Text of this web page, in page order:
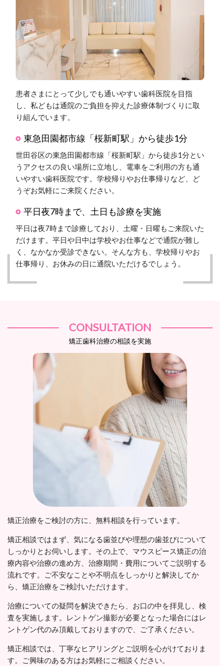
患者さまにとって少しでも通いやすい歯科医院を目指
し、私どもは通院のご負担を抑えた診療体制づくりに取
り組んでいます。
東急田園都市線「桜新町駅」から徒歩1分
世田谷区の東急田園都市線「桜新町駅」から徒歩1分とい
うアクセスの良い場所に立地し、電車をご利用の方も通
いやすい歯科医院です。学校帰りやお仕事帰りなど、ど
うぞお気軽にご来院ください。
平日夜7時まで、土日も診療を実施
平日は夜7時まで診療しており、土曜・日曜もご来院いた
だけます。平日や日中は学校やお仕事などで通院が難し
く、なかなか受診できない。そんな方も、学校帰りやお
仕事帰り、お休みの日に通院いただけるでしょう。
CONSULTATION
矯正歯科治療の相談を実施
矯正治療をご検討の方に、無料相談を行っています。
矯正相談ではまず、気になる歯並びや理想の歯並びについて
しっかりとお伺いします。その上で、マウスピース矯正の治
療内容や治療の進め方、治療期間・費用についてご説明する
流れです。ご不安なことや不明点をしっかりと解決してか
ら、矯正治療をご検討いただけます。
治療についての疑問を解決できたら、お口の中を拝見し、検
査を実施します。レントゲン撮影が必要となった場合にはレ
ントゲン代のみ頂戴しておりますので、ご了承ください。
矯正相談では、丁寧なヒアリングとご説明を心がけておりま
す。ご興味のある方はお気軽にご相談ください。